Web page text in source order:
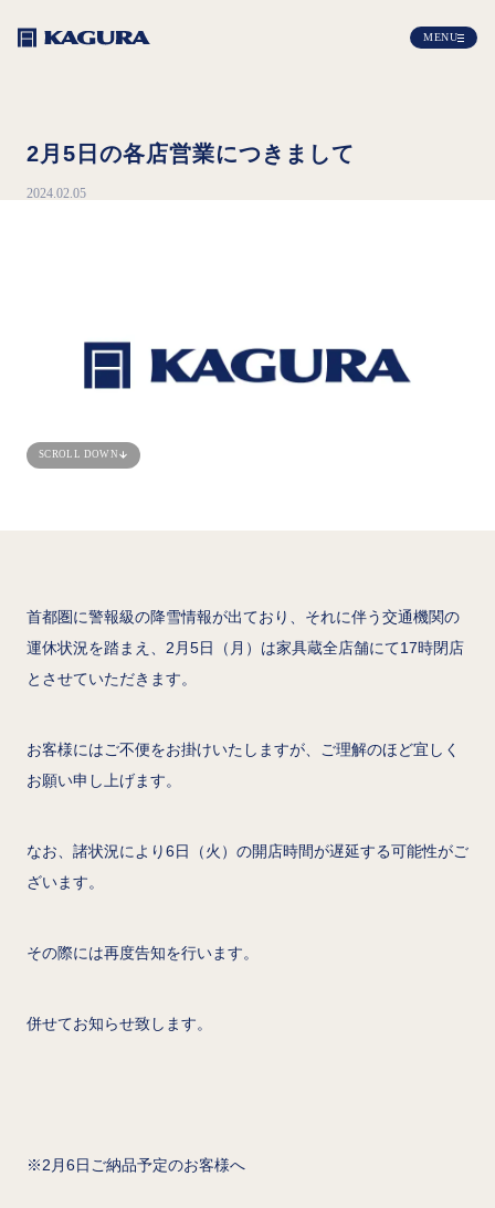
MENU
2月5日の各店営業につきまして
2024.02.05
SCROLL DOWN
首都圏に警報級の降雪情報が出ており、それに伴う交通機関の
運休状況を踏まえ、2月5日（月）は家具蔵全店舗にて17時閉店
とさせていただきます。
お客様にはご不便をお掛けいたしますが、ご理解のほど宜しく
お願い申し上げます。
なお、諸状況により6日（火）の開店時間が遅延する可能性がご
ざいます。
その際には再度告知を行います。
併せてお知らせ致します。
※2月6日ご納品予定のお客様へ